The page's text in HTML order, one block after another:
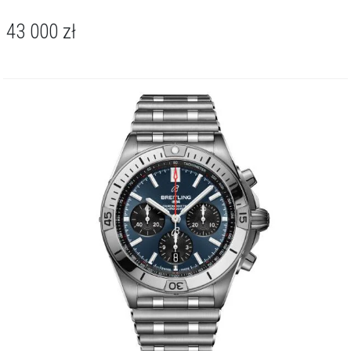
termokompensowany mechanizm SuperQuartz™, którego
sygnalizuje zbliżającą się wymianę baterii. Wodoszczelność na
poziomie 100 metrów / 10 barów daje pełną swobodę podczas
codziennego użytkowania - również w trakcie pływania.
Breitling Chronomat 32 to kwintesencja stylu sport chic, która z
równą gracją dopełni swobodną, dzienną garderobę i bardziej
formalny wieczorowy strój. Jej uniwersalny charakter czyni z tego
zegarka idealnego towarzysza dla kobiety ceniącej luksusową
O kolekcji Chronomat
Breitling Chronomat to kolekcja zegarków powstała z myślą o
pilotach i miłośnikach precyzji. Modele łączą elegancję codziennego
stylu z wytrzymałością wymaganą w kokpitach odrzutowców.
43 000 zł